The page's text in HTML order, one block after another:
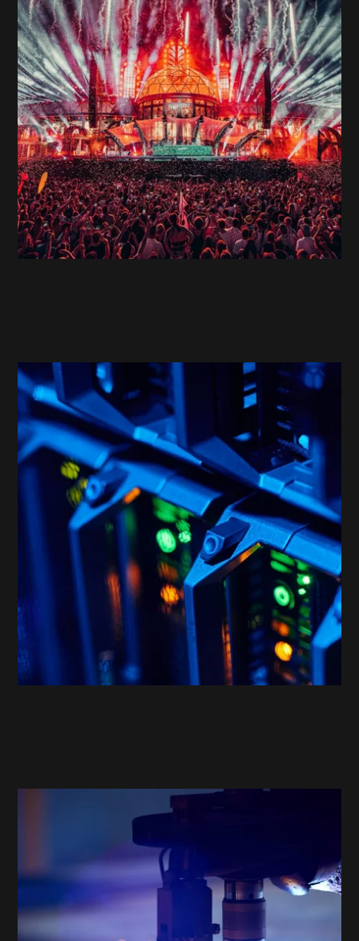
PAROOKAVILLE
High-Performance: Die Website für das
ultimative Festivalerlebnis!
PAROOKAVILLE - High-Performance: Die Website für das
GitLab-Deploy im mStudio